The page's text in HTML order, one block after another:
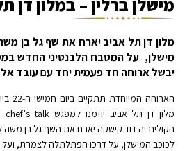
מלון דן תל אביב יארח את שף גל בן
יבשל ארוחה חד פעמית יחד עם עובד
הארוחה המיוחדת תתקיים ביום חמישי ה-22 ביולי 2021. ל
הקולינריה דוד קישקה יארח את השף גל בן
לכוכב המישלן, על דרכו הפתלתלה לצמרת, ועל